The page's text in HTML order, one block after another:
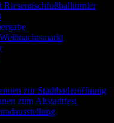
Riesentischfußballturnier
zur Stadtbaderöffnung
zum Altstadtfest